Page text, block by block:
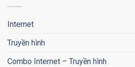
Internet
Truyền hình
Combo Internet – Truyền hình